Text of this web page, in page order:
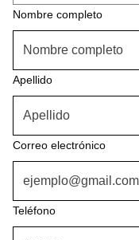
Servicio seleccionado
Nombre completo
Nombre completo
Apellido
Apellido
Correo electrónico
Correo electrónico
Teléfono